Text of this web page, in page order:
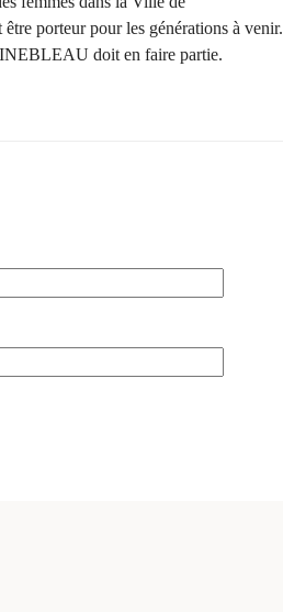
porteur pour les générations à venir.
doit en faire partie.